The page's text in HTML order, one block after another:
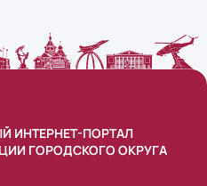
ИНТЕРНЕТ-ПОРТАЛ
ГОРОДСКОГО ОКРУГА